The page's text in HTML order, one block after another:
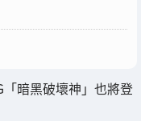
暗黑破壞神」也將登